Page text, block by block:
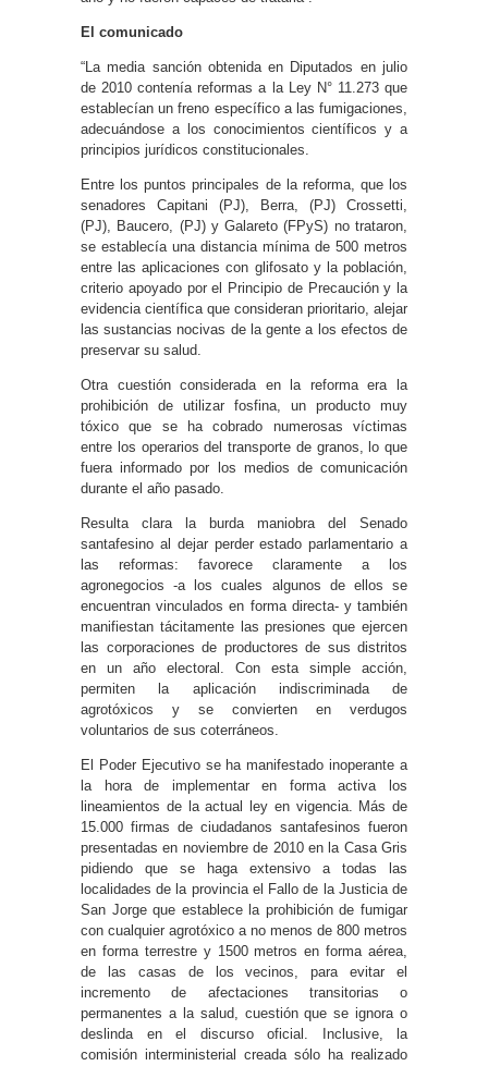
El comunicado
“La media sanción obtenida en Diputados en julio
de 2010 contenía reformas a la Ley N° 11.273 que
establecían un freno específico a las fumigaciones,
adecuándose a los conocimientos científicos y a
principios jurídicos constitucionales.
Entre los puntos principales de la reforma, que los
senadores Capitani (PJ), Berra, (PJ) Crossetti,
(PJ), Baucero, (PJ) y Galareto (FPyS) no trataron,
se establecía una distancia mínima de 500 metros
entre las aplicaciones con glifosato y la población,
criterio apoyado por el Principio de Precaución y la
evidencia científica que consideran prioritario, alejar
las sustancias nocivas de la gente a los efectos de
preservar su salud.
Otra cuestión considerada en la reforma era la
prohibición de utilizar fosfina, un producto muy
tóxico que se ha cobrado numerosas víctimas
entre los operarios del transporte de granos, lo que
fuera informado por los medios de comunicación
durante el año pasado.
Resulta clara la burda maniobra del Senado
santafesino al dejar perder estado parlamentario a
las reformas: favorece claramente a los
agronegocios -a los cuales algunos de ellos se
encuentran vinculados en forma directa- y también
manifiestan tácitamente las presiones que ejercen
las corporaciones de productores de sus distritos
en un año electoral. Con esta simple acción,
permiten la aplicación indiscriminada de
agrotóxicos y se convierten en verdugos
voluntarios de sus coterráneos.
El Poder Ejecutivo se ha manifestado inoperante a
la hora de implementar en forma activa los
lineamientos de la actual ley en vigencia. Más de
15.000 firmas de ciudadanos santafesinos fueron
presentadas en noviembre de 2010 en la Casa Gris
pidiendo que se haga extensivo a todas las
localidades de la provincia el Fallo de la Justicia de
San Jorge que establece la prohibición de fumigar
con cualquier agrotóxico a no menos de 800 metros
en forma terrestre y 1500 metros en forma aérea,
de las casas de los vecinos, para evitar el
incremento de afectaciones transitorias o
permanentes a la salud, cuestión que se ignora o
deslinda en el discurso oficial. Inclusive, la
comisión interministerial creada sólo ha realizado